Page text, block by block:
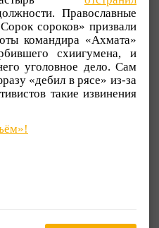
Православные
сороков» призвали
командира «Ахмата»
схиигумена, и
уголовное дело. Сам
«дебил в рясе» из-за
такие извинения